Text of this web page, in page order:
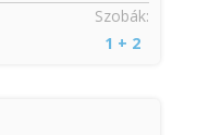
Szobák:
1 + 2